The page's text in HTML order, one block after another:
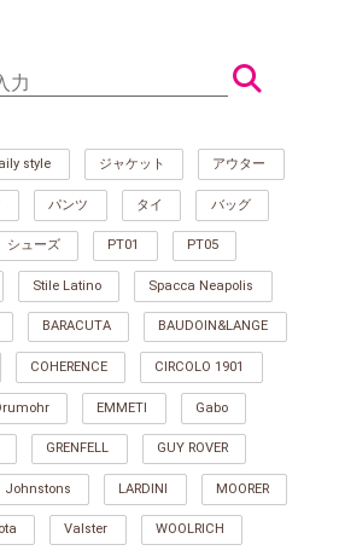
style ジャケット アウター
パンツ タイ バッグ
シューズ PT01 PT05
Stile Latino Spacca Neapolis
BARACUTA BAUDOIN&LANGE
COHERENCE CIRCOLO 1901
EMMETI Gabo
GRENFELL GUY ROVER
Johnstons LARDINI MOORER
Valster WOOLRICH